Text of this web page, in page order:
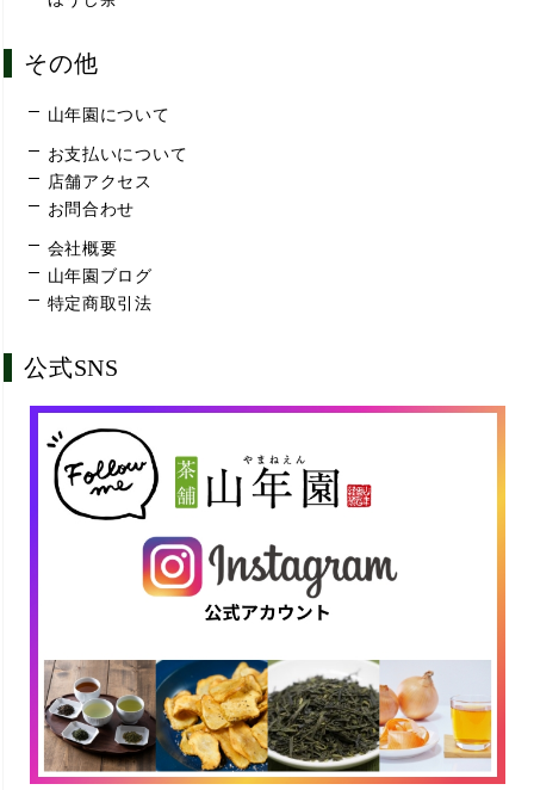
その他
山年園について
お支払いについて
店舗アクセス
お問合わせ
会社概要
山年園ブログ
特定商取引法
公式SNS